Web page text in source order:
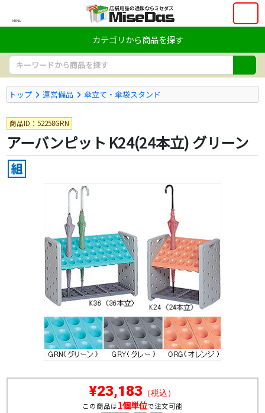
MENU
カテゴリから商品を探す
トップ 運営備品 傘立て・傘袋スタンド
商品ID：52258GRN
アーバンピット K24(24本立) グリーン
¥23,183 （税込）
この商品は1個単位で注文可能